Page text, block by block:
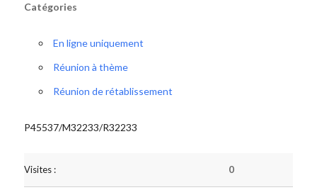
Catégories
En ligne uniquement
Réunion à thème
Réunion de rétablissement
P45537/M32233/R32233
Visites : 0